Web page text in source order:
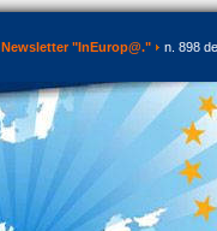
Newsletter "InEurop@." n. 898